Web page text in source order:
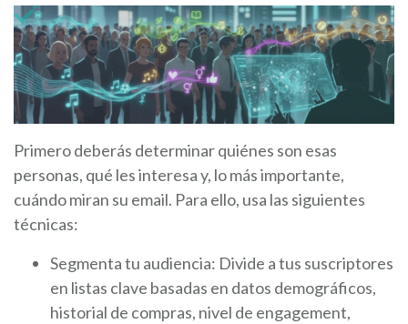
Primero deberás determinar quiénes son esas
personas, qué les interesa y, lo más importante,
cuándo miran su email. Para ello, usa las siguientes
técnicas:
Segmenta tu audiencia: Divide a tus suscriptores
en listas clave basadas en datos demográficos,
historial de compras, nivel de engagement,